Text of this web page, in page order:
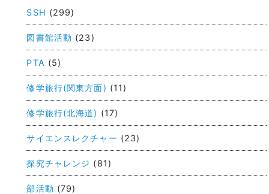
ビ
ゲ
ー
シ
ョ
ン
SSH (299)
図書館活動 (23)
PTA (5)
修学旅行(関東方面) (11)
修学旅行(北海道) (17)
サイエンスレクチャー (23)
探究チャレンジ (81)
部活動 (79)